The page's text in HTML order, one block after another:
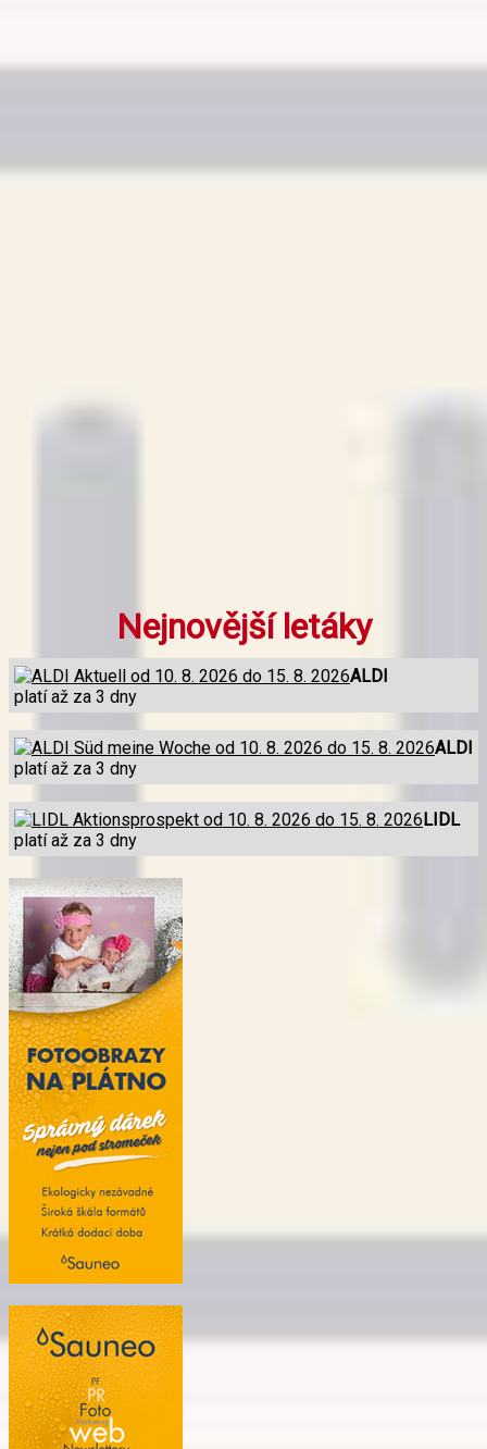
Nejnovější letáky
ALDI
platí až za 3 dny
ALDI
platí až za 3 dny
LIDL
platí až za 3 dny